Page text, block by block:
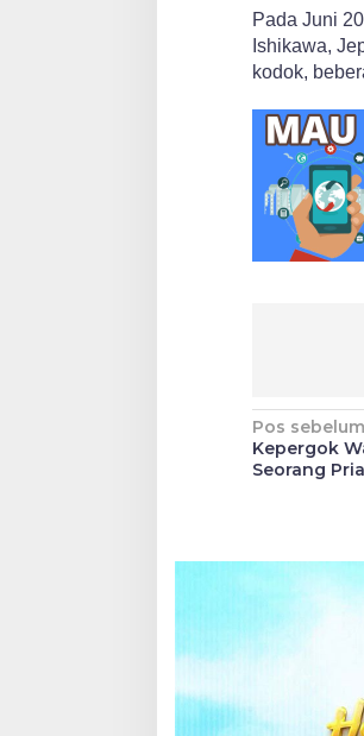
Pada Juni
Ishikawa,
kodok,
pos
Pos
Kepergok
Seorang